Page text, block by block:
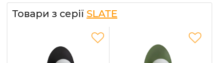
Товари з серії SLATE